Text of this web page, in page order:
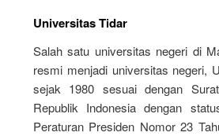
Universitas Tidar
Salah satu universitas negeri di
resmi menjadi universitas negeri,
sejak 1980 sesuai dengan
Republik Indonesia dengan
Peraturan Presiden Nomor 23